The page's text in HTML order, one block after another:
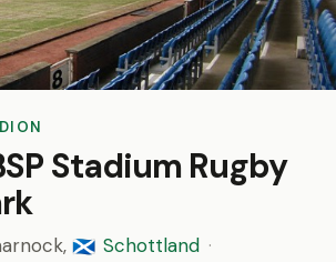
Stadium Rugby
🏴󠁧󠁢󠁳󠁣󠁴󠁿 Schottland ·